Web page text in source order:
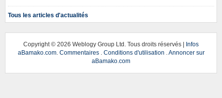
Tous les articles d'actualités
Copyright © 2026 Weblogy Group Ltd. Tous droits réservés | Infos
aBamako.com. Commentaires. Conditions d'utilisation
Annoncer sur
aBamako.com